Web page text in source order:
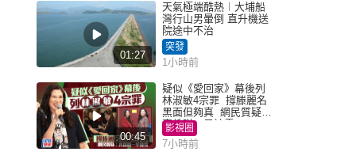
01:27
天氣極端酷熱︱大埔船
灣行山男暈倒 直升機送
院途中不治
突發
1小時前
00:45
疑似《愛回家》幕後列
林淑敏4宗罪 撐滕麗名
黑面但夠真 網民質疑：
真係咁一早被雪
影視圈
7小時前